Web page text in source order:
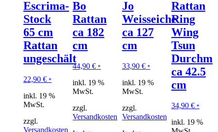
Escrima-
Stock
65 cm
Rattan
ungeschält
22,90 € *
inkl. 19 %
MwSt.
zzgl.
Versandkosten
Bo
Rattan
ca 182
cm
44,90€ *
inkl. 19 %
MwSt.
zzgl.
Versandkosten
Jo
Weisseiche
ca 127
cm
33,90 € *
inkl. 19 %
MwSt.
zzgl.
Versandkosten
Rattan
Ring
Wing
Tsun
Durchm
ca 42.5
cm
34,90 € *
inkl. 19 %